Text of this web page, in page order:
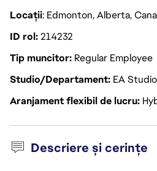
Locații: Edmonton, Alberta,
ID rol214232
Tip muncitor Regular Employee
Studio/Departament EA
Aranjament flexibil de lucru
Descriere și cerințe